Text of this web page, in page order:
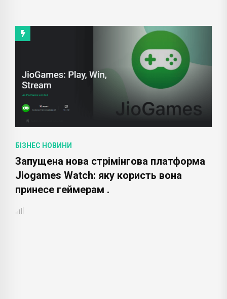
БІЗНЕС НОВИНИ
Запущена нова стрімінгова платформа
Jiogames Watch: яку користь вона
принесе геймерам .